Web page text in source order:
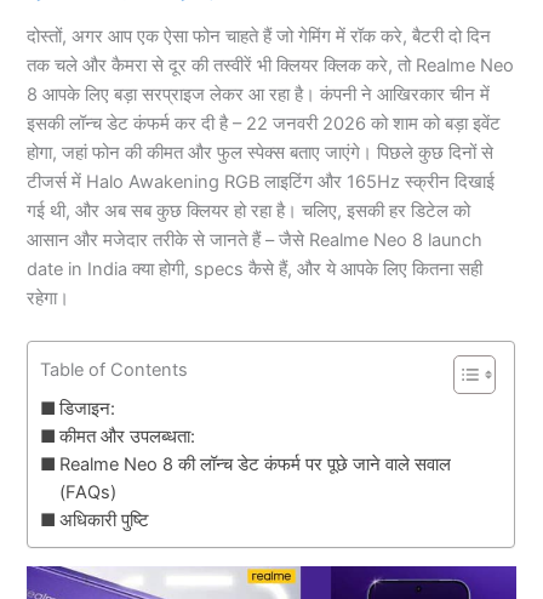
दोस्तों, अगर आप एक ऐसा फोन चाहते हैं जो गेमिंग में रॉक करे, बैटरी दो दिन
तक चले और कैमरा से दूर की तस्वीरें भी क्लियर क्लिक करे, तो Realme Neo
8 आपके लिए बड़ा सरप्राइज लेकर आ रहा है। कंपनी ने आखिरकार चीन में
इसकी लॉन्च डेट कंफर्म कर दी है – 22 जनवरी 2026 को शाम को बड़ा इवेंट
होगा, जहां फोन की कीमत और फुल स्पेक्स बताए जाएंगे। पिछले कुछ दिनों से
टीजर्स में Halo Awakening RGB लाइटिंग और 165Hz स्क्रीन दिखाई
गई थी, और अब सब कुछ क्लियर हो रहा है। चलिए, इसकी हर डिटेल को
आसान और मजेदार तरीके से जानते हैं – जैसे Realme Neo 8 launch
date in India क्या होगी, specs कैसे हैं, और ये आपके लिए कितना सही
रहेगा।
Table of Contents
डिजाइन:
कीमत और उपलब्धता:
Realme Neo 8 की लॉन्च डेट कंफर्म पर पूछे जाने वाले सवाल
(FAQs)
अधिकारी पुष्टि